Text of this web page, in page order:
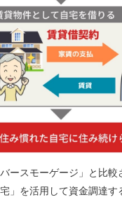
ースモーゲージ」と比較
」を活用して資金調達す